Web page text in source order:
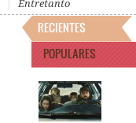
Entretanto
RECIENTES
POPULARES